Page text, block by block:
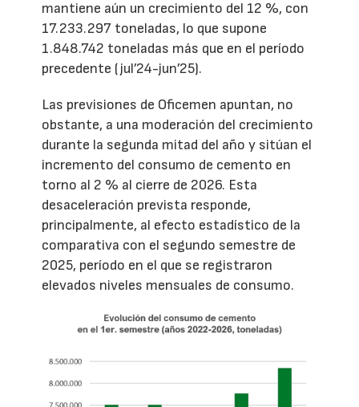
mantiene aún un crecimiento del 12 %, con
17.233.297 toneladas, lo que supone
1.848.742 toneladas más que en el período
precedente (jul’24-jun’25).
Las previsiones de Oficemen apuntan, no
obstante, a una moderación del crecimiento
durante la segunda mitad del año y sitúan el
incremento del consumo de cemento en
torno al 2 % al cierre de 2026. Esta
desaceleración prevista responde,
principalmente, al efecto estadístico de la
comparativa con el segundo semestre de
2025, período en el que se registraron
elevados niveles mensuales de consumo.